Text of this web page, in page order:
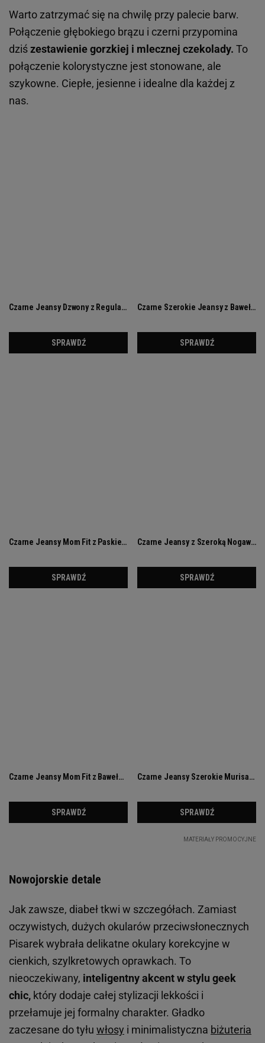
Warto zatrzymać się na chwilę przy palecie barw.
Połączenie głębokiego brązu i czerni przypomina
dziśzestawienie gorzkiej i mlecznej czekolady. To
połączenie kolorystyczne jest stonowane, ale
szykowne. Ciepłe, jesienne i idealne dla każdej z
nas.
Nowojorskie detale
Jak zawsze, diabeł tkwi w szczegółach. Zamiast
oczywistych, dużych okularów przeciwsłonecznych
Pisarek wybrała delikatne okulary korekcyjne w
cienkich, szylkretowych oprawkach. To
nieoczekiwany, inteligentny akcent w stylu geek
chic, który dodaje całej stylizacji lekkości i
przełamuje jej formalny charakter. Gładko
zaczesane do tyłu włosy i minimalistyczna biżuteria